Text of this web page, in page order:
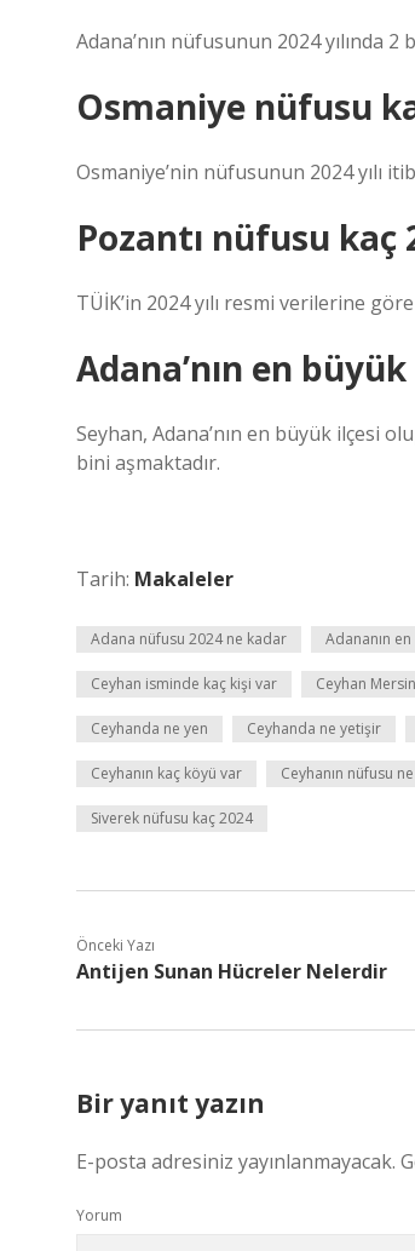
Adana’nın nüfusunun 2024 yılında
Osmaniye nüfusu
Osmaniye’nin nüfusunun 2024 yılı
Pozantı nüfusu kaç
TÜİK’in 2024 yılı resmi verilerine
Adana’nın en
Seyhan, Adana’nın en büyük ilçesi
bini aşmaktadır.
Tarih: Makaleler
Adana nüfusu 2024 ne kadar Adananın
Ceyhan isminde kaç kişi var Ceyhan
Ceyhanda ne yen Ceyhanda ne yetişir
Ceyhanın kaç köyü var Ceyhanın nüfusu
Siverek nüfusu kaç 2024
Önceki Yazı
Antijen Sunan Hücreler Nelerdir
Bir yanıt yazın
E-posta adresiniz yayınlanmayacak.
Yorum